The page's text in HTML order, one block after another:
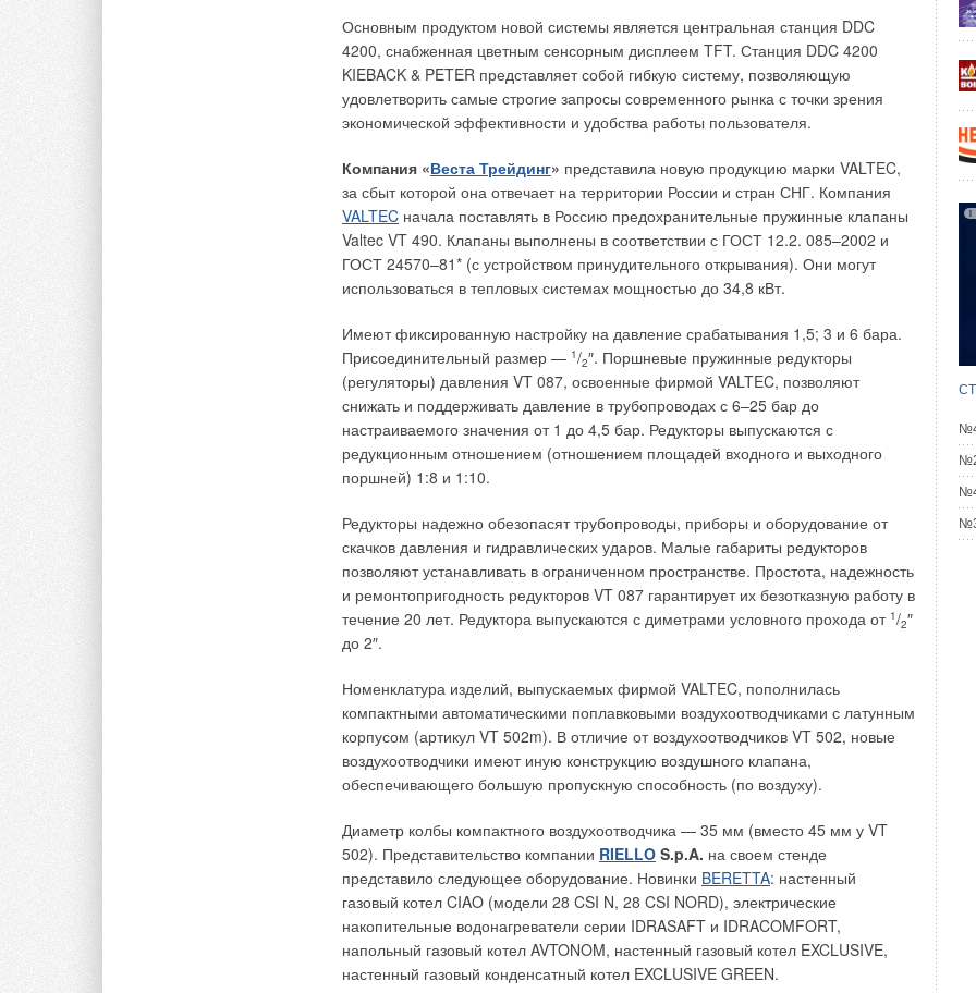
Основным продуктом новой системы является центральная станция DDC
4200, снабженная цветным сенсорным дисплеем TFT. Станция DDC 4200
KIEBACK & PETER представляет собой гибкую систему, позволяющую
удовлетворить самые строгие запросы современного рынка с точки зрения
экономической эффективности и удобства работы пользователя.
Компания «Веста Трейдинг» представила новую продукцию марки VALTEC,
за сбыт которой она отвечает на территории России и стран СНГ. Компания
VALTEC начала поставлять в Россию предохранительные пружинные клапаны
Valtec VT 490. Клапаны выполнены в соответствии с ГОСТ 12.2. 085–2002 и
ГОСТ 24570–81* (с устройством принудительного открывания). Они могут
использоваться в тепловых системах мощностью до 34,8 кВт.
Имеют фиксированную настройку на давление срабатывания 1,5; 3 и 6 бара.
Присоединительный размер — 1/2″. Поршневые пружинные редукторы
(регуляторы) давления VT 087, освоенные фирмой VALTEC, позволяют
снижать и поддерживать давление в трубопроводах с 6–25 бар до
настраиваемого значения от 1 до 4,5 бар. Редукторы выпускаются с
редукционным отношением (отношением площадей входного и выходного
поршней) 1:8 и 1:10.
Редукторы надежно обезопасят трубопроводы, приборы и оборудование от
скачков давления и гидравлических ударов. Малые габариты редукторов
позволяют устанавливать в ограниченном пространстве. Простота, надежность
и ремонтопригодность редукторов VT 087 гарантирует их безотказную работу в
течение 20 лет. Редуктора выпускаются с диметрами условного прохода от 1/2″
до 2″.
Номенклатура изделий, выпускаемых фирмой VALTEC, пополнилась
компактными автоматическими поплавковыми воздухоотводчиками с латунным
корпусом (артикул VT 502m). В отличие от воздухоотводчиков VT 502, новые
воздухоотводчики имеют иную конструкцию воздушного клапана,
обеспечивающего большую пропускную способность (по воздуху).
Диаметр колбы компактного воздухоотводчика — 35 мм (вместо 45 мм у VT
502). Представительство компании RIELLO S.p.A. на своем стенде
представило следующее оборудование. Новинки BERETTA: настенный
газовый котел CIAO (модели 28 CSI N, 28 CSI NORD), электрические
накопительные водонагреватели серии IDRASAFT и IDRACOMFORT,
напольный газовый котел AVTONOM, настенный газовый котел EXCLUSIVE,
настенный газовый конденсатный котел EXCLUSIVE GREEN.
POS-материалов, отражающих имиджевую рекламную концепцию бренда,
существенно увеличивает шансы предпочтения именно этого бренда и, что
немаловажно, именно в этом месте. Таким образом, борьба за потребителя
частично переносится на территорию дилеров за счет активного
использования POS-материалов, помогающих потребителю вспомнить тот или
Необходимо отметить, что POS-материалы именно помогают вспомнить, а
имиджевая рекламная кампания носит основной характер. Вернемся к теме
инертности вспоминания. Рассмотрим следующие диаграммы (рис. 6, 7). Речь
идет о японском брендеGENERAL, основным медианосителем которого в
прошлом сезоне был общественный транспорт. Срезы проводились в Москве
Итак, наш потребитель либо не помнит, где видел рекламу, либо «видел» ее
по телевизору, где ее вообще не было. Вывод— инертность вспоминания не
дает возможности прямо задавать потребителю вопрос, видел ли он и где
рекламу того или иного бренда. При этом он ее видел — смотрим диаграмму
на рис. 7. При другой постановке вопроса, независимо от того, помнят
респонденты рекламу или нет: «С чем у вас ассоциируется бренд
Если в ноябре слово «General» ассоциировалось с такими словами как
«генерал», «general motors» и «надежное», то по следам проведенной
рекламной кампании ассоциации стали совсем иными, «не американскими».
Это слова «самурай», «Япония», «надежное». Таким образом, имиджевые
размещения сделали свое дело, закрепив в бренде нужный ассоциативный
И это должно облегчить процесс предпочтения данного бренда и его
приобретения в данном месте, то есть у использующего данный фактор
дилера. Как здесь не вспомнить расхожую поговорку, особенно актуальную в
нашем контексте для климатических брендов: «главное, чтобы червяк
потребитель считает наиболее важным в кондиционере, т.е. что он относит к
наиболее конкурентным преимуществам той или иной марки (рис. 8).
Как мы видим, кондиционер должен быть недорогим, надежным и бесшумным.
Никак не буду комментировать и сравнивать степени надежности тех или иных
климатических марок — это вопрос к техническим специалистам, а вот на двух
других пунктах стоит остановиться поподробнее. Итак, наш потребитель ищет